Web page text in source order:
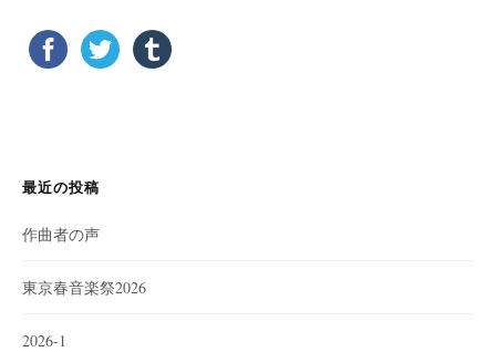
最近の投稿
作曲者の声
東京春音楽祭2026
2026-1